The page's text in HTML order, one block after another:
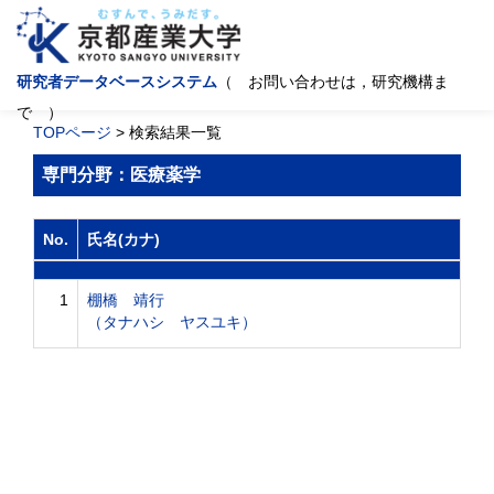
研究者データベースシステム （ お問い合わせは，研究機構ま
で ）
TOPページ > 検索結果一覧
専門分野：医療薬学
No. 氏名(カナ)
1
棚橋 靖行
（タナハシ ヤスユキ）